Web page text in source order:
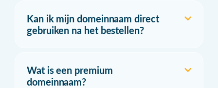
Kan ik mijn domeinnaam direct
gebruiken na het bestellen?
Wat is een premium
domeinnaam?